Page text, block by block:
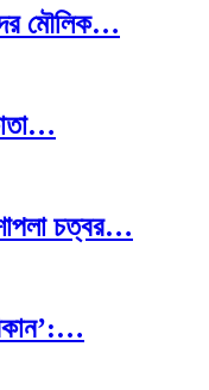
২৬…
মৌলিক…
চত্বর…